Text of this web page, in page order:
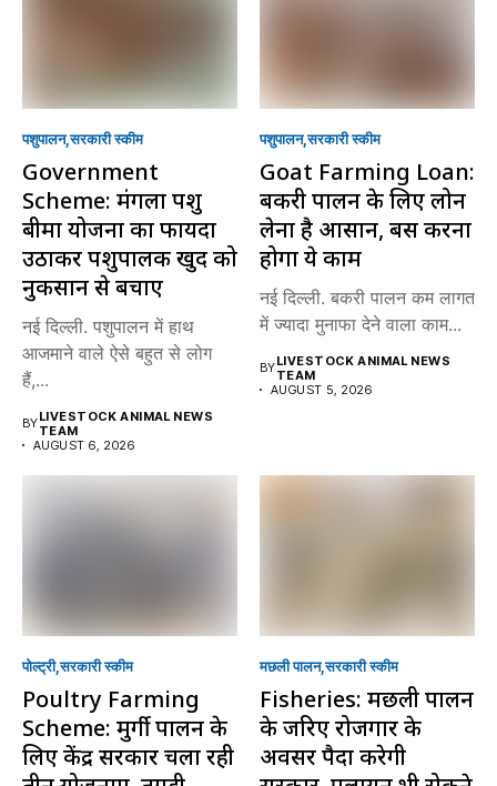
पशुपालन सरकारी स्की‍म
Government
Scheme: मंगला पशु
बीमा योजना का फायदा
उठाकर पशुपालक खुद को
नुकसान से बचाएं
नई दिल्ली. पशुपालन में हाथ
आजमाने वाले ऐसे बहुत से लोग
हैं,...
BYLIVESTOCK ANIMAL NEWS
TEAM
AUGUST 6, 2026
पशुपालन सरकारी स्की‍म
Goat Farming Loan:
बकरी पालन के लिए लोन
लेना है आसान, बस करना
होगा ये काम
नई दिल्ली. बकरी पालन कम लागत
में ज्यादा मुनाफा देने वाला काम...
BYLIVESTOCK ANIMAL NEWS
TEAM
AUGUST 5, 2026
पोल्ट्री सरकारी स्की‍म
Poultry Farming
Scheme: मुर्गी पालन के
लिए केंद्र सरकार चला रही
मछली पालन सरकारी स्की‍म
Fisheries: मछली पालन
के जरिए रोजगार के
अवसर पैदा करेगी